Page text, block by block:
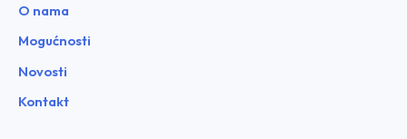
O nama
Mogućnosti
Novosti
Kontakt